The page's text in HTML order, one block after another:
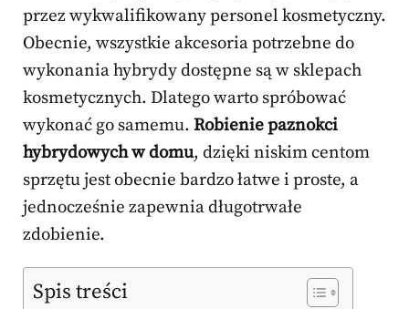
przez wykwalifikowany personel kosmetyczny.
Obecnie, wszystkie akcesoria potrzebne do
wykonania hybrydy dostępne są w sklepach
kosmetycznych. Dlatego warto spróbować
wykonać go samemu. Robienie paznokci
hybrydowych w domu, dzięki niskim centom
sprzętu jest obecnie bardzo łatwe i proste, a
jednocześnie zapewnia długotrwałe
zdobienie.
Spis treści